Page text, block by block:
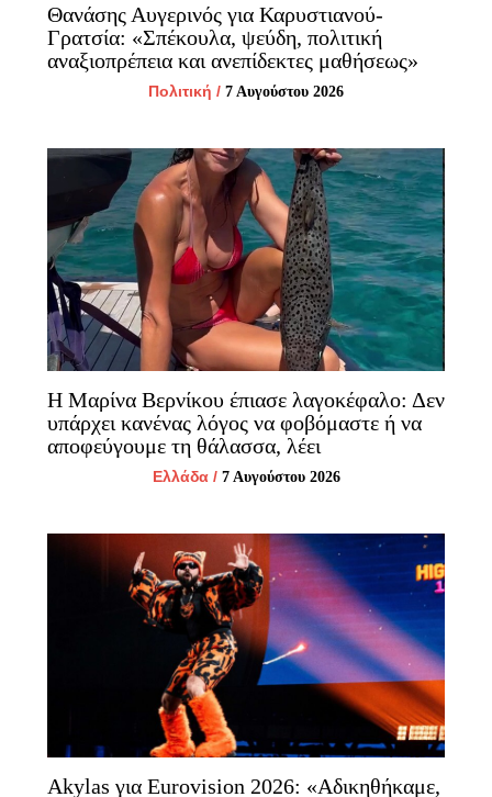
Θανάσης Αυγερινός για Καρυστιανού-
Γρατσία: «Σπέκουλα, ψεύδη, πολιτική
αναξιοπρέπεια και ανεπίδεκτες μαθήσεως»
Πολιτική / 7 Αυγούστου 2026
Η Μαρίνα Βερνίκου έπιασε λαγοκέφαλο: Δεν
υπάρχει κανένας λόγος να φοβόμαστε ή να
αποφεύγουμε τη θάλασσα, λέει
Ελλάδα/ 7 Αυγούστου 2026
Akylas για Eurovision 2026: «Aδικηθήκαμε,